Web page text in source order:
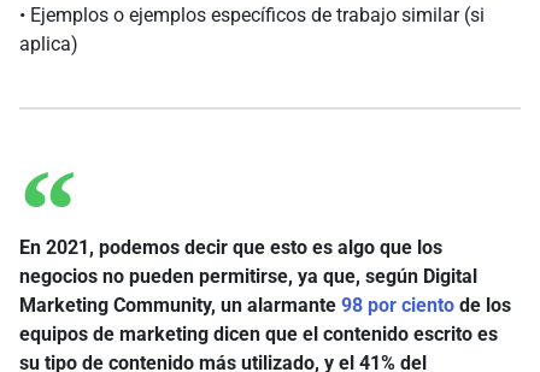
• Ejemplos o ejemplos específicos de trabajo similar (si
aplica)
En 2021, podemos decir que esto es algo que los
negocios no pueden permitirse, ya que, según Digital
Marketing Community, un alarmante 98 por ciento de los
equipos de marketing dicen que el contenido escrito es
su tipo de contenido más utilizado, y el 41% del